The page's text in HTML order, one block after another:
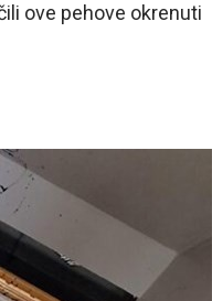
ove pehove okrenuti